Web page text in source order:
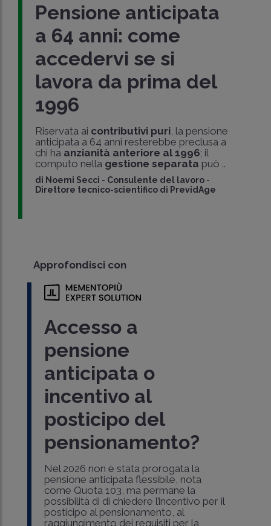
Pensione anticipata
a 64 anni: come
accedervi se si
lavora da prima del
1996
Riservata ai contributivi puri , la pensione
anticipata a 64 anni resterebbe preclusa a
chi ha anzianità anteriore al 1996; il
computo nella gestione separata può ..
di Noemi Secci - Consulente del lavoro -
Direttore tecnico-scientifico di PrevidAge
Approfondisci con
Accesso a
pensione
anticipata o
incentivo al
posticipo del
pensionamento?
Nel 2026 non è stata prorogata la
pensione anticipata flessibile, nota
come Quota 103, ma permane la
possibilità di di chiedere l’incentivo per il
posticipo al pensionamento, al
raggiungimento dei requisiti per la